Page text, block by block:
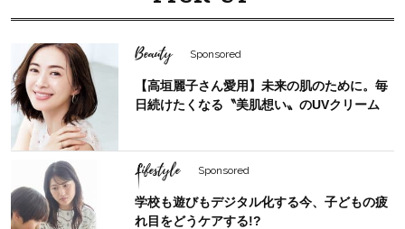
Beauty Sponsored
【高垣麗子さん愛用】未来の肌のために。毎
日続けたくなる〝美肌想い〟のUVクリーム
Lifestyle Sponsored
学校も遊びもデジタル化する今、子どもの疲
れ目をどうケアする!?